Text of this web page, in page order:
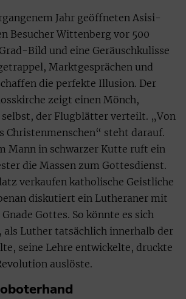
Jahr geöffneten Asisi-
Besucher Wittenberg vor 500
Bild und eine Geräuschkulisse
Marktgesprächen und
die perfekte Illusion. Der
zeigt einen Mönch,
der Flugblätter verteilt. „Von
Christenmenschen“ steht darauf.
Mann in schwarzer Kutte ruft ein
die Massen zum Gottesdienst.
verkaufen katholische Geistliche
diskutiert ein Lutheraner mit
Gottes. So könnte es sich
als Luther tatsächlich innerhalb der
seine Lehre entwickelte, druckte
auslöste.